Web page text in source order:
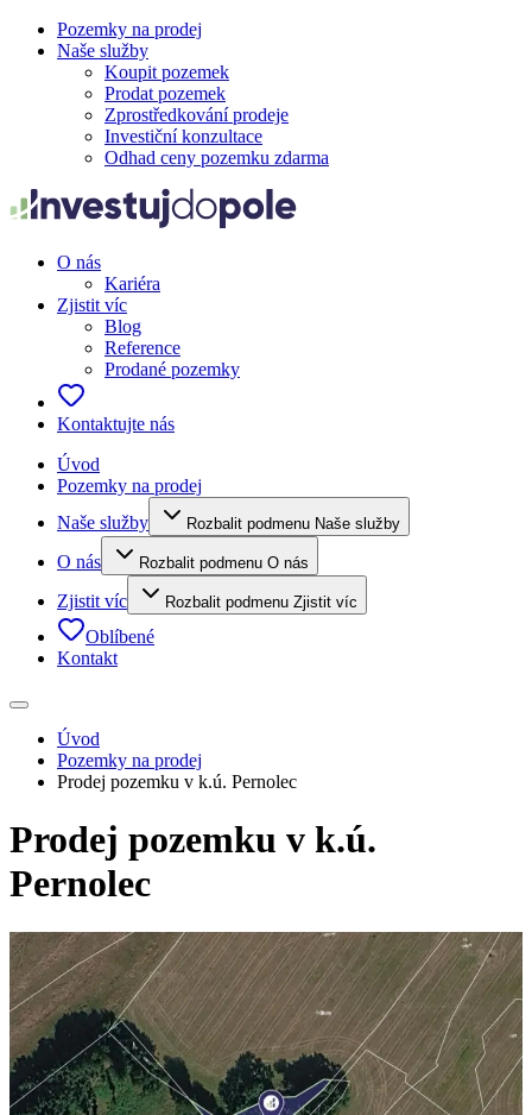
Pozemky na prodej
Naše služby
Koupit pozemek
Prodat pozemek
Zprostředkování prodeje
Investiční konzultace
Odhad ceny pozemku zdarma
O nás
Kariéra
Zjistit víc
Blog
Reference
Prodané pozemky
Kontaktujte nás
Úvod
Pozemky na prodej
Naše služby
Rozbalit podmenu Naše služby
O nás Rozbalit podmenu O nás
Zjistit víc Rozbalit podmenu Zjistit víc
Oblíbené
Kontakt
Úvod
Pozemky na prodej
Prodej pozemku v k.ú. Pernolec
Prodej pozemku v k.ú.
Pernolec